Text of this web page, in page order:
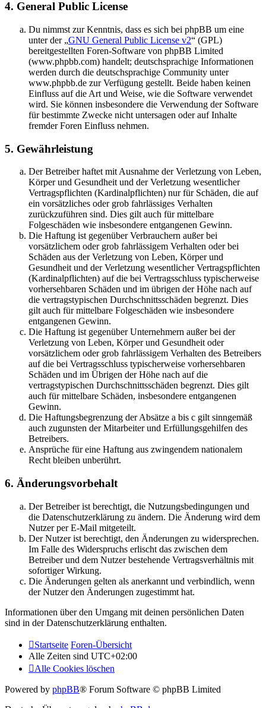
4. General Public License
Du nimmst zur Kenntnis, dass es sich bei phpBB um eine
unter der „GNU General Public License v2“ (GPL)
bereitgestellten Foren-Software von phpBB Limited
(www.phpbb.com) handelt; deutschsprachige Informationen
werden durch die deutschsprachige Community unter
www.phpbb.de zur Verfügung gestellt. Beide haben keinen
Einfluss auf die Art und Weise, wie die Software verwendet
wird. Sie können insbesondere die Verwendung der Software
für bestimmte Zwecke nicht untersagen oder auf Inhalte
fremder Foren Einfluss nehmen.
5. Gewährleistung
Der Betreiber haftet mit Ausnahme der Verletzung von Leben,
Körper und Gesundheit und der Verletzung wesentlicher
Vertragspflichten (Kardinalpflichten) nur für Schäden, die auf
ein vorsätzliches oder grob fahrlässiges Verhalten
zurückzuführen sind. Dies gilt auch für mittelbare
Folgeschäden wie insbesondere entgangenen Gewinn.
Die Haftung ist gegenüber Verbrauchern außer bei
vorsätzlichem oder grob fahrlässigem Verhalten oder bei
Schäden aus der Verletzung von Leben, Körper und
Gesundheit und der Verletzung wesentlicher Vertragspflichten
(Kardinalpflichten) auf die bei Vertragsschluss typischerweise
vorhersehbaren Schäden und im übrigen der Höhe nach auf
die vertragstypischen Durchschnittsschäden begrenzt. Dies
gilt auch für mittelbare Folgeschäden wie insbesondere
entgangenen Gewinn.
Die Haftung ist gegenüber Unternehmern außer bei der
Verletzung von Leben, Körper und Gesundheit oder
vorsätzlichem oder grob fahrlässigem Verhalten des Betreibers
auf die bei Vertragsschluss typischerweise vorhersehbaren
Schäden und im Übrigen der Höhe nach auf die
vertragstypischen Durchschnittsschäden begrenzt. Dies gilt
auch für mittelbare Schäden, insbesondere entgangenen
Gewinn.
Die Haftungsbegrenzung der Absätze a bis c gilt sinngemäß
auch zugunsten der Mitarbeiter und Erfüllungsgehilfen des
Betreibers.
Ansprüche für eine Haftung aus zwingendem nationalem
Recht bleiben unberührt.
6. Änderungsvorbehalt
Der Betreiber ist berechtigt, die Nutzungsbedingungen und
die Datenschutzerklärung zu ändern. Die Änderung wird dem
Nutzer per E-Mail mitgeteilt.
Der Nutzer ist berechtigt, den Änderungen zu widersprechen.
Im Falle des Widerspruchs erlischt das zwischen dem
Betreiber und dem Nutzer bestehende Vertragsverhältnis mit
sofortiger Wirkung.
Die Änderungen gelten als anerkannt und verbindlich, wenn
der Nutzer den Änderungen zugestimmt hat.
Informationen über den Umgang mit deinen persönlichen Daten
sind in der Datenschutzerklärung enthalten.
Startseite Foren-Übersicht
Alle Zeiten sind UTC+02:00
Alle Cookies löschen
Powered by phpBB® Forum Software © phpBB Limited